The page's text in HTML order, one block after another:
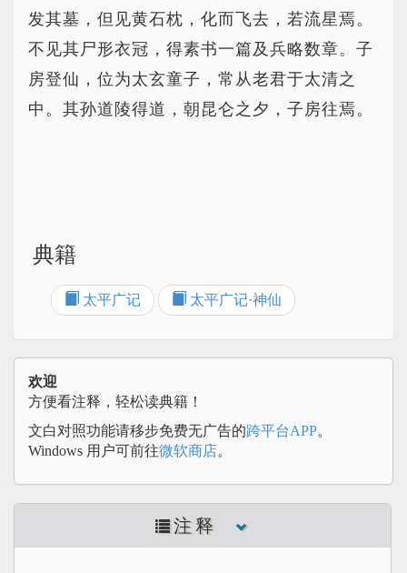
发其墓，但见黄石枕，化而飞去，若流星焉。
不见其尸形衣冠，得素书一篇及兵略数章。子
房登仙，位为太玄童子，常从老君于太清之
中。其孙道陵得道，朝昆仑之夕，子房往焉。
典籍
太平广记 太平广记·神仙
欢迎
方便看注释，轻松读典籍！
文白对照功能请移步免费无广告的跨平台APP。
Windows 用户可前往微软商店。
注释